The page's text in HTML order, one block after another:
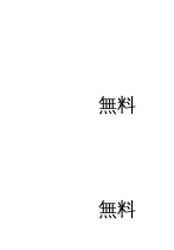
無料
無料